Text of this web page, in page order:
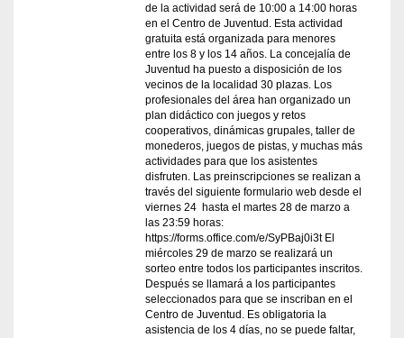
de la actividad será de 10:00 a 14:00 horas
en el Centro de Juventud. Esta actividad
gratuita está organizada para menores
entre los 8 y los 14 años. La concejalía de
Juventud ha puesto a disposición de los
vecinos de la localidad 30 plazas. Los
profesionales del área han organizado un
plan didáctico con juegos y retos
cooperativos, dinámicas grupales, taller de
monederos, juegos de pistas, y muchas más
actividades para que los asistentes
disfruten. Las preinscripciones se realizan a
través del siguiente formulario web desde el
viernes 24 hasta el martes 28 de marzo a
las 23:59 horas:
https://forms.office.com/e/SyPBaj0i3t El
miércoles 29 de marzo se realizará un
sorteo entre todos los participantes inscritos.
Después se llamará a los participantes
seleccionados para que se inscriban en el
Centro de Juventud. Es obligatoria la
asistencia de los 4 días, no se puede faltar,